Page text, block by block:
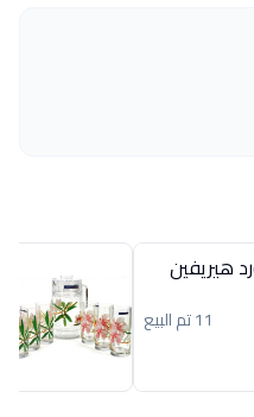
11 تم البيع